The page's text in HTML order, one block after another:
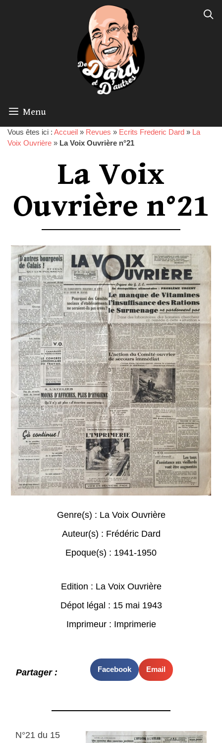
Menu
Vous êtes ici : Accueil » Revues » Ecrits Frederic Dard » La
Voix Ouvrière » La Voix Ouvrière n°21
La Voix
Ouvrière n°21
Genre(s) : La Voix Ouvrière
Auteur(s) : Frédéric Dard
Epoque(s) : 1941-1950
Edition : La Voix Ouvrière
Dépot légal : 15 mai 1943
Imprimeur : Imprimerie
Partager : Facebook Email
N°21 du 15